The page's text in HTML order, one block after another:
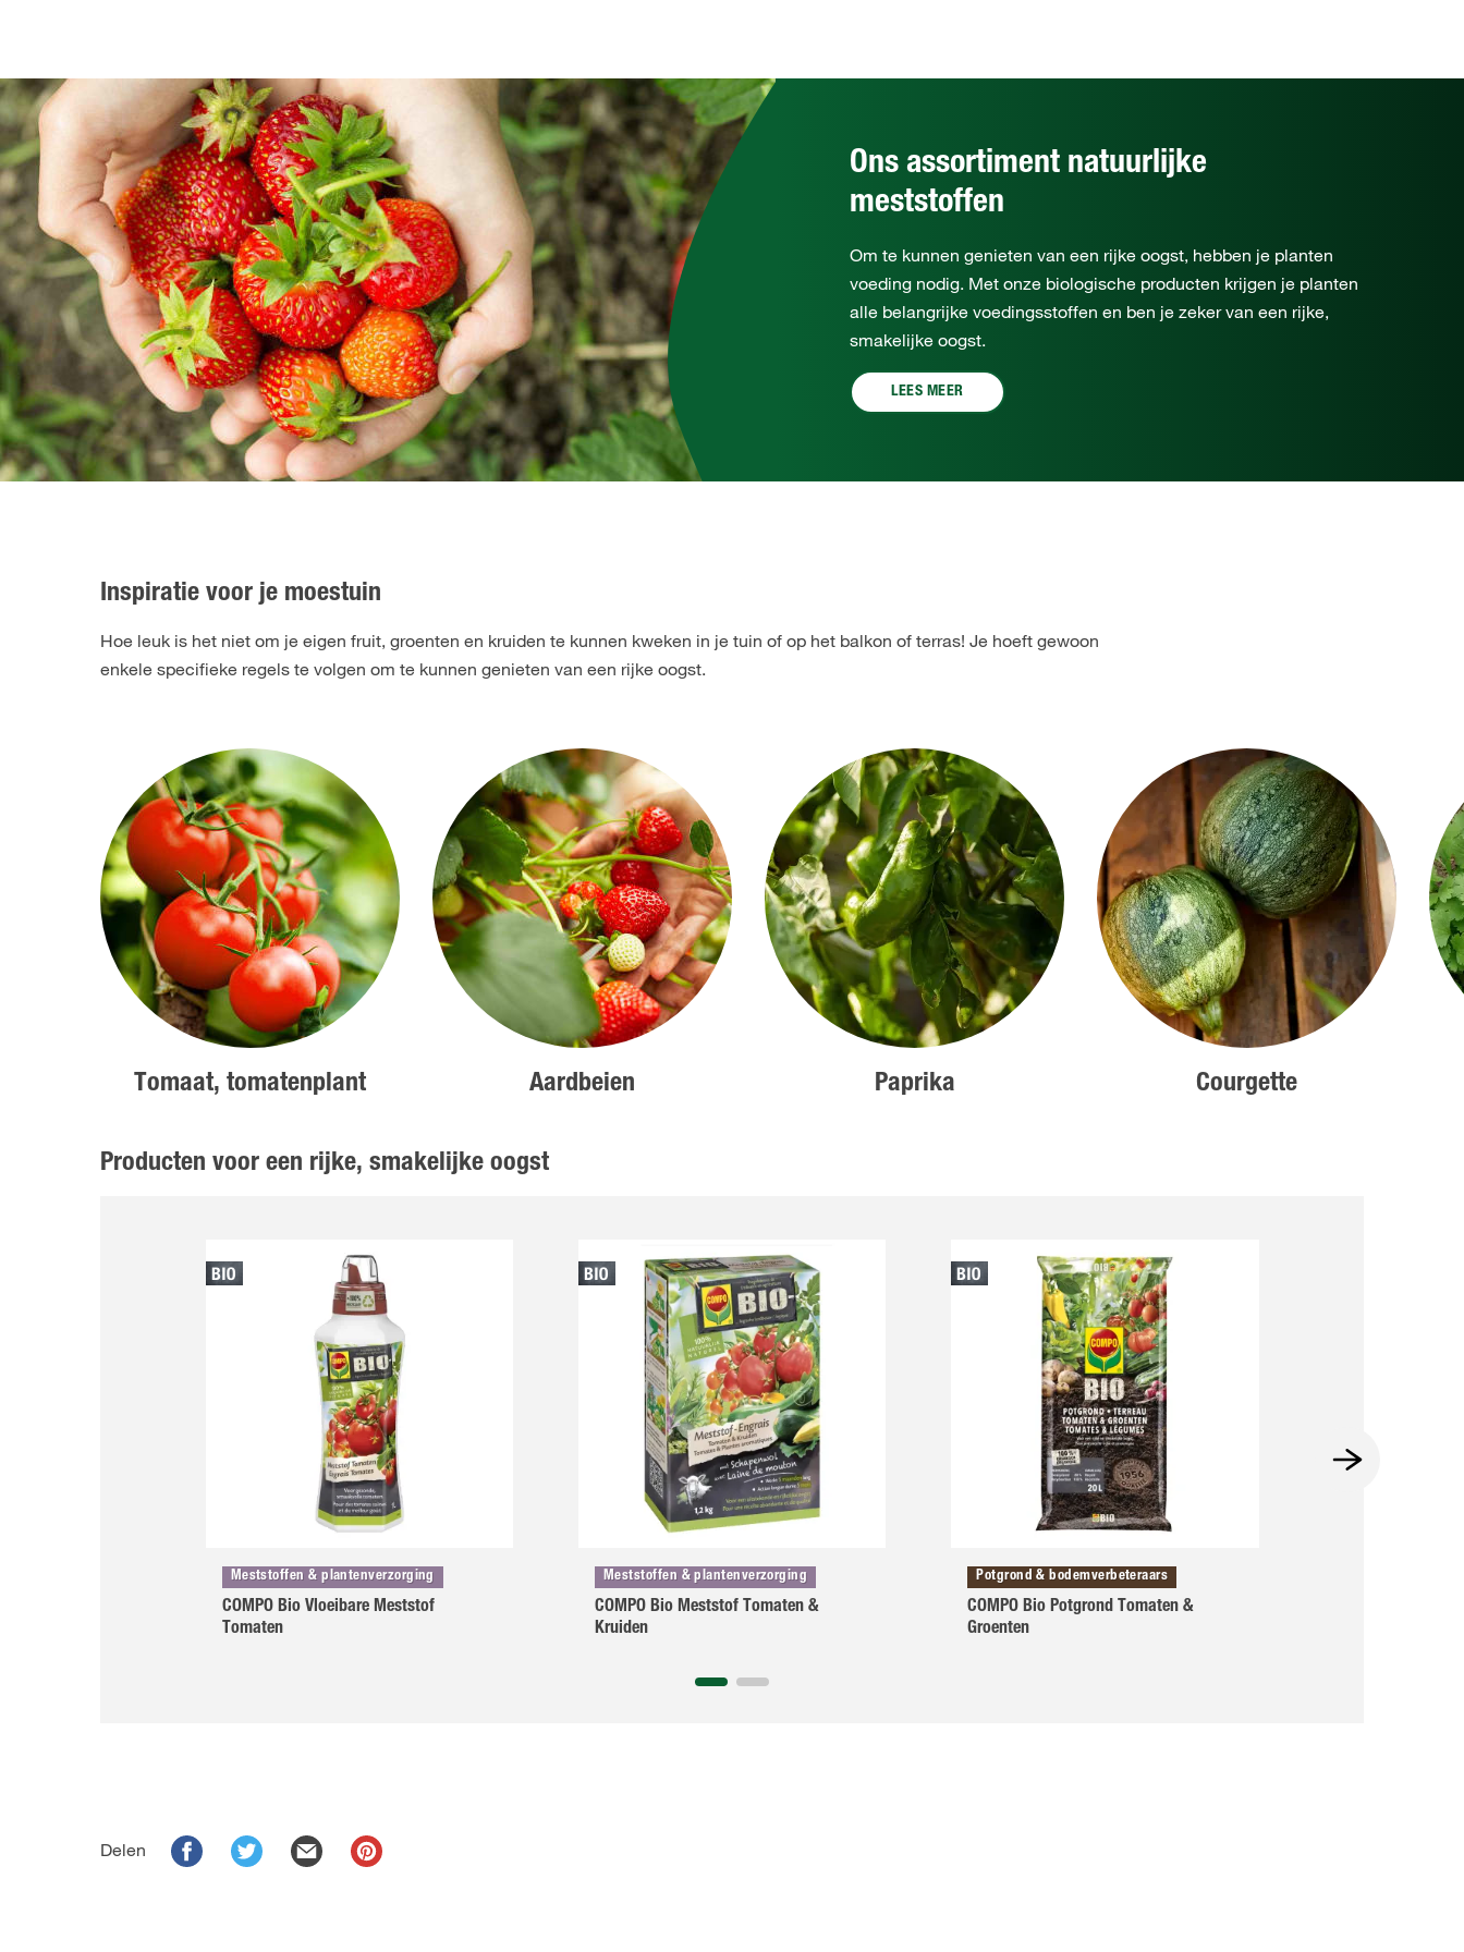
Ons assortiment natuurlijke
meststoffen
Om te kunnen genieten van een rijke oogst, hebben je planten
voeding nodig. Met onze biologische producten krijgen je planten
alle belangrijke voedingsstoffen en ben je zeker van een rijke,
smakelijke oogst.
LEES MEER
Inspiratie voor je moestuin
Hoe leuk is het niet om je eigen fruit, groenten en kruiden te kunnen kweken in je tuin of op het balkon of terras! Je hoeft gewoon
enkele specifieke regels te volgen om te kunnen genieten van een rijke oogst.
Tomaat, tomatenplant Aardbeien Paprika Courgette
Producten voor een rijke, smakelijke oogst
Meststoffen & plantenverzorging
COMPO Bio Vloeibare Meststof
Tomaten
Meststoffen & plantenverzorging
COMPO Bio Meststof Tomaten &
Kruiden
Potgrond & bodemverbeteraars
COMPO Bio Potgrond Tomaten &
Groenten
Delen